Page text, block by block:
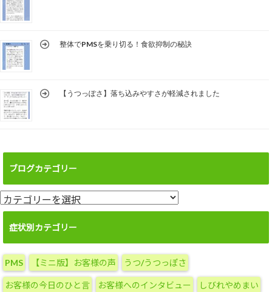
整体でPMSを乗り切る！食欲抑制の秘訣
【うつっぽさ】落ち込みやすさが軽減されました
ブログカテゴリー
ブ
ロ
カ
テ
ゴ
リ
症状別カテゴリー
PMS 【ミニ版】お客様の声 うつ/うつっぽさ
お客様の今日のひと言 お客様へのインタビュー しびれやめまい